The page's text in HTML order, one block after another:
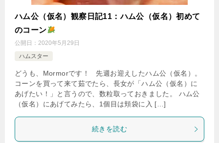
ハム公（仮名）観察日記11：ハム公（仮名）初めて
のコーン
公開日： 2020年5月29日
ハムスター
どうも、Mormorです！ 先週お迎えしたハム公（仮名）。
コーンを買って来て茹でたら、長女が「ハム公（仮名）に
あげたい！」と言うので、数粒取っておきました。 ハム公
（仮名）にあげてみたら、1個目は頬袋に入 […]
続きを読む